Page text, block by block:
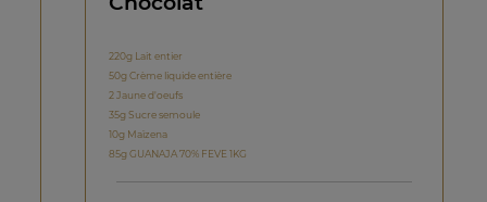
220g Lait entier
50g Crème liquide entière
2 Jaune d'oeufs
35g Sucre semoule
10g Maïzena
85g GUANAJA 70% FEVE 1KG